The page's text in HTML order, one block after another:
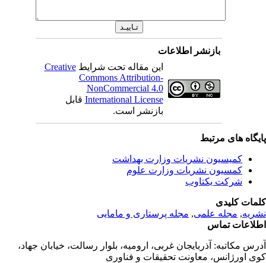
بازنشر اطلاعات
این مقاله تحت شرایطCreative
Commons Attribution-
NonCommercial 4.0
International Licenseقابل
بازنشر است.
های مرتبط
کمیسیون نشریات وزارت بهداشت
کمسیون نشریات وزارت علوم
شرکت یکتاوب
کلیدی
,مجله علمی, مجله پرستاری و مامایی
تماس
مکاتبه:آذربایجان غربی، ارومیه، بلوار رسالت، خیابان جهاد،
اورژانس، معاونت تحقیقات و فناوری